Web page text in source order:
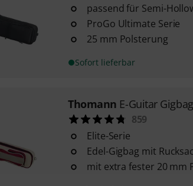
passend für Semi-
ProGo Ultimate Serie
25 mm Polsterung
Sofort lieferbar
Thomann E-Guitar
859
Elite-Serie
Edel-Gigbag mit
mit extra fester 20 mm